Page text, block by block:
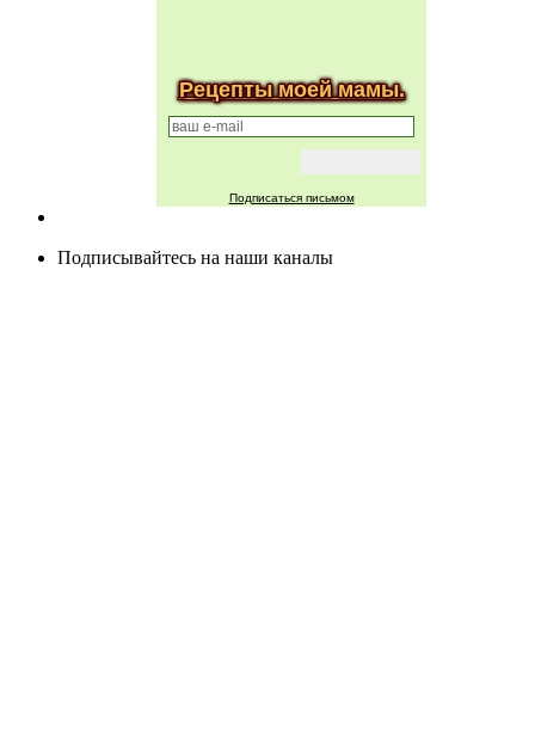
Рецепты моей мамы.
Подписаться письмом
Подписывайтесь на наши каналы